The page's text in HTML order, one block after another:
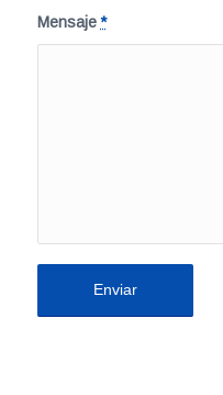
Mensaje*